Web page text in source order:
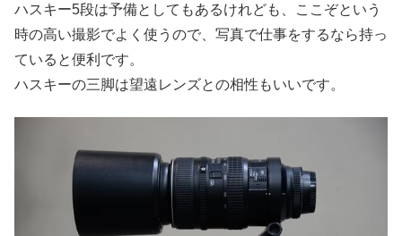
ハスキー5段は予備としてもあるけれども、ここぞという
時の高い撮影でよく使うので、写真で仕事をするなら持っ
ていると便利です。
ハスキーの三脚は望遠レンズとの相性もいいです。